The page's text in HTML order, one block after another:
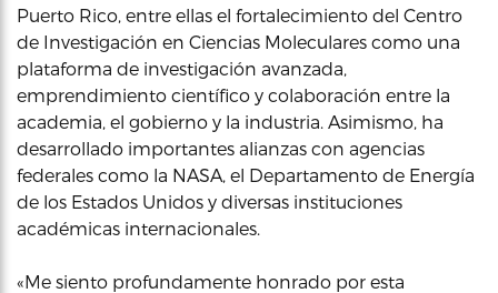
Puerto Rico, entre ellas el fortalecimiento del Centro
de Investigación en Ciencias Moleculares como una
plataforma de investigación avanzada,
emprendimiento científico y colaboración entre la
academia, el gobierno y la industria. Asimismo, ha
desarrollado importantes alianzas con agencias
federales como la NASA, el Departamento de Energía
de los Estados Unidos y diversas instituciones
académicas internacionales.
«Me siento profundamente honrado por esta